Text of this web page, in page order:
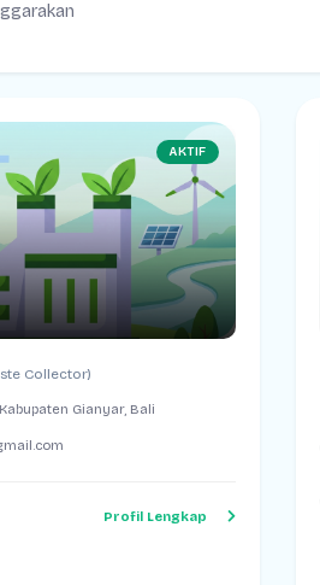
AKTIF
Collector)
Gianyar, Bali
Profil Lengkap